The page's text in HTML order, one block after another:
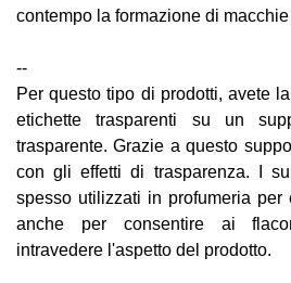
contempo la formazione di
--
Per questo tipo di prodotti, avete
etichette trasparenti su un
trasparente. Grazie a questo
con gli effetti di trasparenza. I
spesso utilizzati in profumeria per
anche per consentire ai
intravedere l'aspetto del prodotto.